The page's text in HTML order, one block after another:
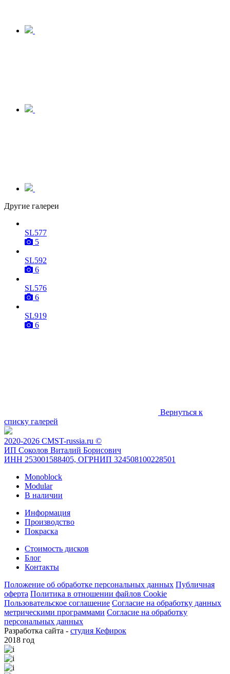
Другие галереи
SL577
5
SL592
6
SL576
6
SL919
6
Вернуться к
списку галерей
2020-2026 CMST-russia.ru ©
ИП Соколов Виталий Борисович
ИНН 253001588405, ОГРНИП 324508100228501
Monoblock
Modular
В наличии
Информация
Производство
Покраска
Стоимость дисков
Блог
Контакты
Положение об обработке персональных данных Публичная
оферта Политика в отношении файлов Cookie
Пользовательское соглашение Согласие на обработку данных
метрическими программами Согласие на обработку
персональных данных
Разработка сайта - студия Кефирок
2018 год